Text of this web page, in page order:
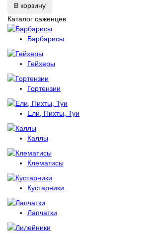
В корзину
Каталог саженцев
Барбарисы
Гейхеры
Гортензии
Ели, Пихты, Туи
Каллы
Клематисы
Кустарники
Лапчатки